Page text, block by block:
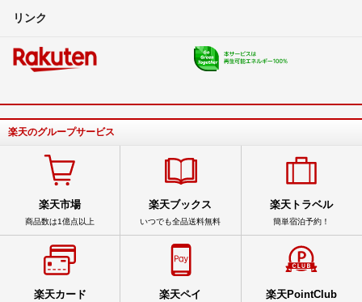
リンク
楽天のグループサービス
楽天市場
商品数は1億点以上
楽天ブックス
いつでも全品送料無料
楽天トラベル
簡単宿泊予約！
楽天カード 楽天ペイ 楽天PointClub